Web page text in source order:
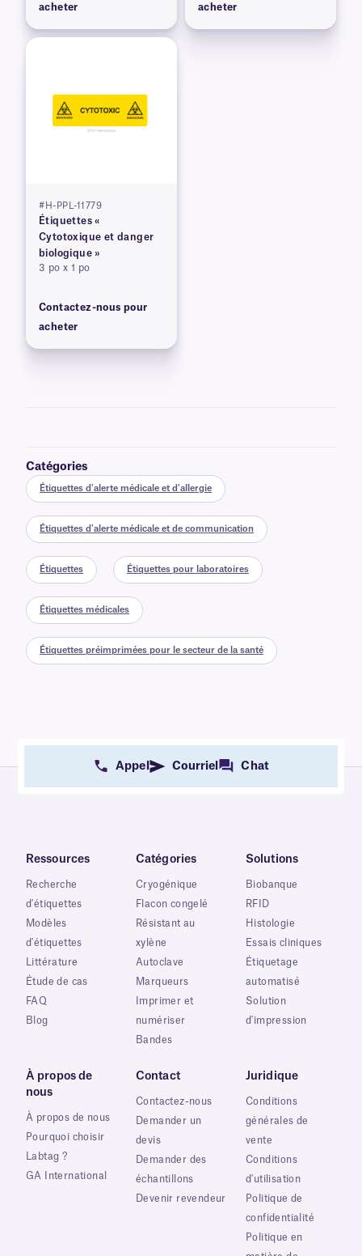
acheter
acheter
#H-PPL-11779
Étiquettes «
Cytotoxique et danger
biologique »
3 po x 1 po
Contactez-nous pour
acheter
Catégories
Étiquettes d'alerte médicale et d'allergie
Étiquettes d'alerte médicale et de communication
Étiquettes Étiquettes pour laboratoires
Étiquettes médicales
Étiquettes préimprimées pour le secteur de la santé
Appel Courriel Chat
Ressources
Recherche
d'étiquettes
Modèles
d'étiquettes
Littérature
Étude de cas
FAQ
Blog
Catégories
Cryogénique
Flacon congelé
Résistant au
xylène
Autoclave
Marqueurs
Imprimer et
numériser
Bandes
Solutions
Biobanque
RFID
Histologie
Essais cliniques
Étiquetage
automatisé
Solution
d'impression
À propos de
nous
À propos de nous
Pourquoi choisir
Labtag ?
GA International
Contact
Contactez-nous
Demander un
devis
Demander des
échantillons
Devenir revendeur
Juridique
Conditions
générales de
vente
Conditions
d'utilisation
Politique de
confidentialité
Politique en